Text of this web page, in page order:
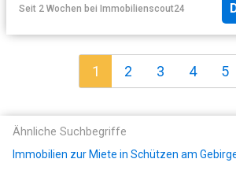
Seit 2 Wochen bei Immobilienscout24
1 2 3 4 5
Ähnliche Suchbegriffe
Immobilien zur Miete in Schützen am